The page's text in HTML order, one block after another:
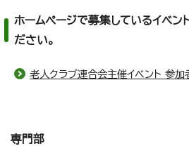
ホームページで募集しているイベン
ださい。
老人クラブ連合会主催イベント 参加
専門部